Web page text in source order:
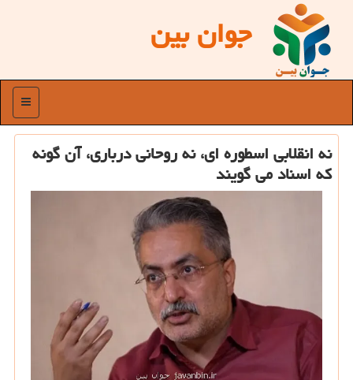
جوان بین
منو
نه انقلابی اسطوره ای، نه روحانی درباری، آن گونه
که اسناد می گویند